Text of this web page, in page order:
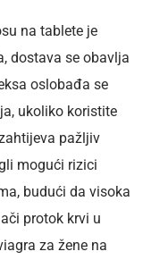
na tablete je
dostava se obavlja
oslobađa se
ukoliko koristite
pažljiv
mogući rizici
budući da visoka
protok krvi u
za žene na